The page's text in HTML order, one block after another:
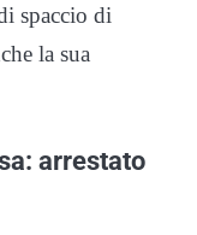
spaccio di
la sua
arrestato